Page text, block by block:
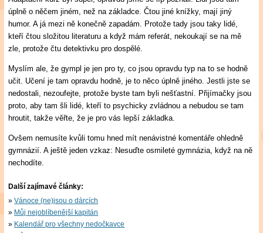
úplně o něčem jiném, než na základce. Čtou jiné knížky, mají jiný
humor. A já mezi ně konečně zapadám. Protože tady jsou taky lidé,
kteří čtou složitou literaturu a když mám referát, nekoukají se na mě
zle, protože čtu detektivku pro dospělé.
Myslím ale, že gympl je jen pro ty, co jsou opravdu typ na to se hodně
učit. Učení je tam opravdu hodně, je to něco úplně jiného. Jestli jste se
nedostali, nezoufejte, protože byste tam byli nešťastní. Přijímačky jsou
proto, aby tam šli lidé, kteří to psychicky zvládnou a nebudou se tam
hroutit, takže věřte, že je pro vás lepší základka.
Ovšem nemusíte kvůli tomu hned mít nenávistné komentáře ohledně
gymnázií. A ještě jeden vzkaz: Nesuďte osmileté gymnázia, když na ně
nechodíte.
Další zajímavé články:
Vánoce (ne)jsou o dárcích
Můj nejoblíbenější kapitán
Kalendář pro všechny nedočkavce